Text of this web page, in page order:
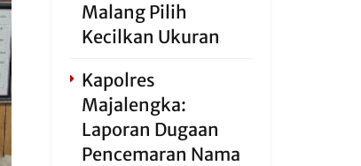
Malang Pilih
Kecilkan Ukuran
Kapolres
Majalengka:
Laporan Dugaan
Pencemaran Nama